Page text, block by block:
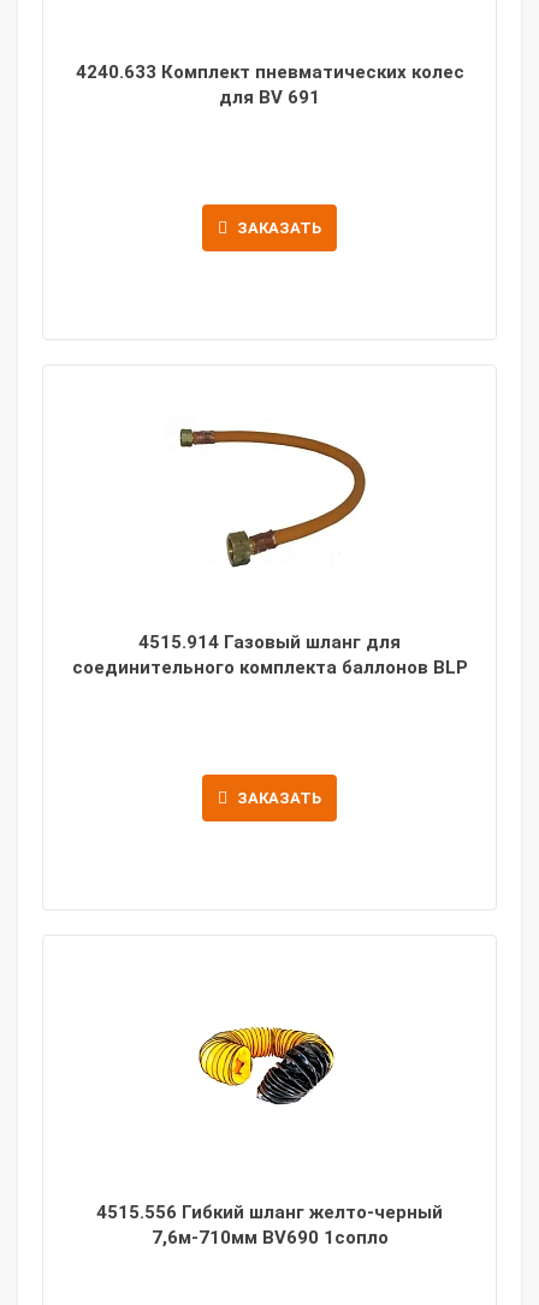
4240.633 Комплект пневматических колес
для BV 691
ЗАКАЗАТЬ
4515.914 Газовый шланг для
соединительного комплекта баллонов BLP
ЗАКАЗАТЬ
4515.556 Гибкий шланг желто-черный
7,6м-710мм BV690 1сопло